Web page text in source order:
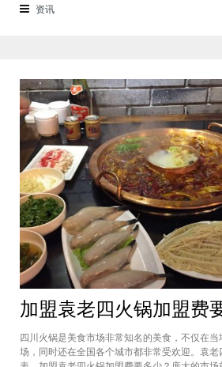
门进行考察，带大家了解五条人糖水铺加盟情况
资讯
四川火锅是美食市场非常知名的美食，不仅在
场，同时还在全国各个城市都非常受欢迎。袁